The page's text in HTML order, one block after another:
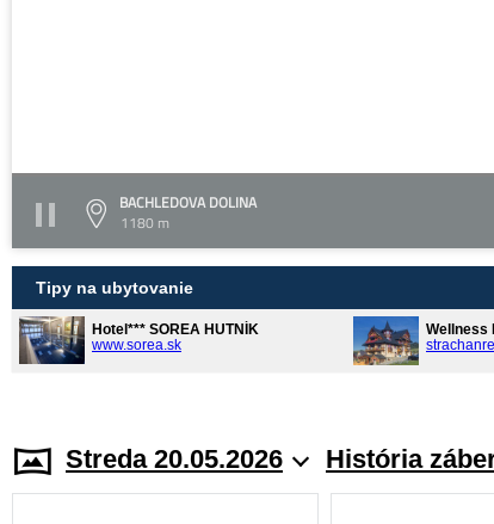
BACHLEDOVA DOLINA
1180 m
Tipy na ubytovanie
Hotel*** SOREA HUTNÍK
www.sorea.sk
Wellness
Streda 20.05.2026 História